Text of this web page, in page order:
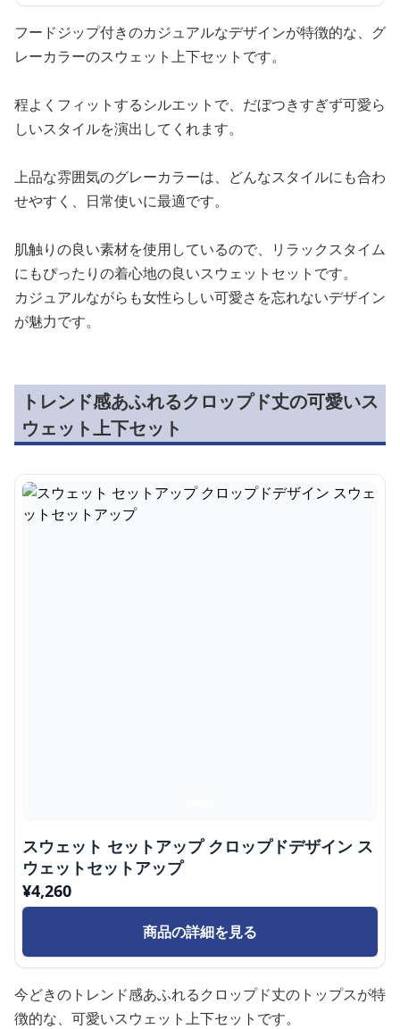
フードジップ付きのカジュアルなデザインが特徴的な、グ
レーカラーのスウェット上下セットです。
程よくフィットするシルエットで、だぼつきすぎず可愛ら
しいスタイルを演出してくれます。
上品な雰囲気のグレーカラーは、どんなスタイルにも合わ
せやすく、日常使いに最適です。
肌触りの良い素材を使用しているので、リラックスタイム
にもぴったりの着心地の良いスウェットセットです。
カジュアルながらも女性らしい可愛さを忘れないデザイン
が魅力です。
トレンド感あふれるクロップド丈の可愛いス
ウェット上下セット
スウェット セットアップ クロップドデザイン ス
ウェットセットアップ
¥4,260
商品の詳細を見る
今どきのトレンド感あふれるクロップド丈のトップスが特
徴的な、可愛いスウェット上下セットです。